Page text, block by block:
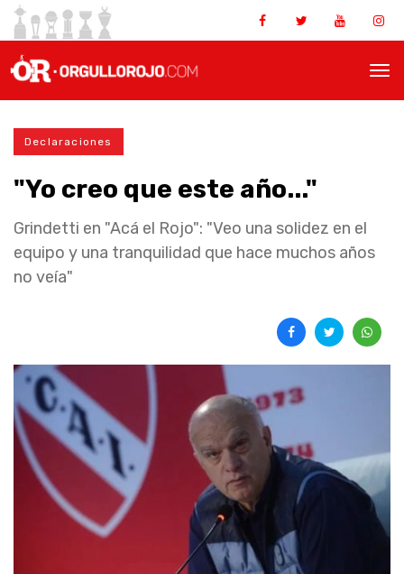
Declaraciones
"Yo creo que este año..."
Grindetti en "Acá el Rojo": "Veo una solidez en el
equipo y una tranquilidad que hace muchos años
no veía"